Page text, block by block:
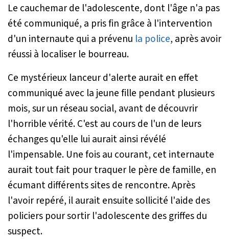
Le cauchemar de l'adolescente, dont l'âge n'a pas
été communiqué, a pris fin grâce à l'intervention
d'un internaute qui a prévenu la police, après avoir
réussi à localiser le bourreau.
Ce mystérieux lanceur d'alerte aurait en effet
communiqué avec la jeune fille pendant plusieurs
mois, sur un réseau social, avant de découvrir
l'horrible vérité. C'est au cours de l'un de leurs
échanges qu'elle lui aurait ainsi révélé
l'impensable. Une fois au courant, cet internaute
aurait tout fait pour traquer le père de famille, en
écumant différents sites de rencontre. Après
l'avoir repéré, il aurait ensuite sollicité l'aide des
policiers pour sortir l'adolescente des griffes du
suspect.